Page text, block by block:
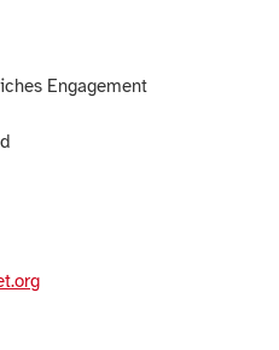
Engagement